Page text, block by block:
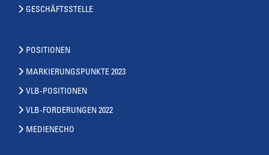
GESCHÄFTSSTELLE
POSITIONEN
MARKIERUNGSPUNKTE 2023
VLB-POSITIONEN
VLB-FORDERUNGEN 2022
MEDIENECHO